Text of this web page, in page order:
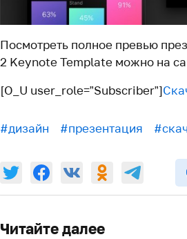
Посмотреть полное превью
2 Keynote Template можно на
[O_U user_role=”Subscriber”]
#дизайн #презентация
Читайте далее